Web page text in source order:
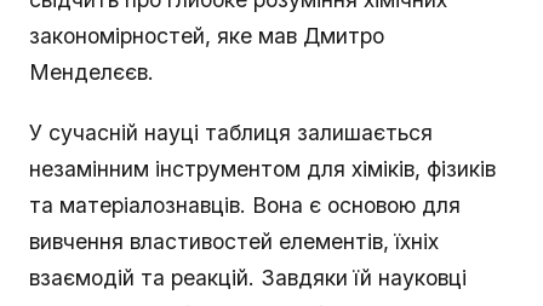
закономірностей, яке мав Дмитро
Менделєєв.
У сучасній науці таблиця залишається
незамінним інструментом для хіміків, фізиків
та матеріалознавців. Вона є основою для
вивчення властивостей елементів, їхніх
взаємодій та реакцій. Завдяки їй науковці